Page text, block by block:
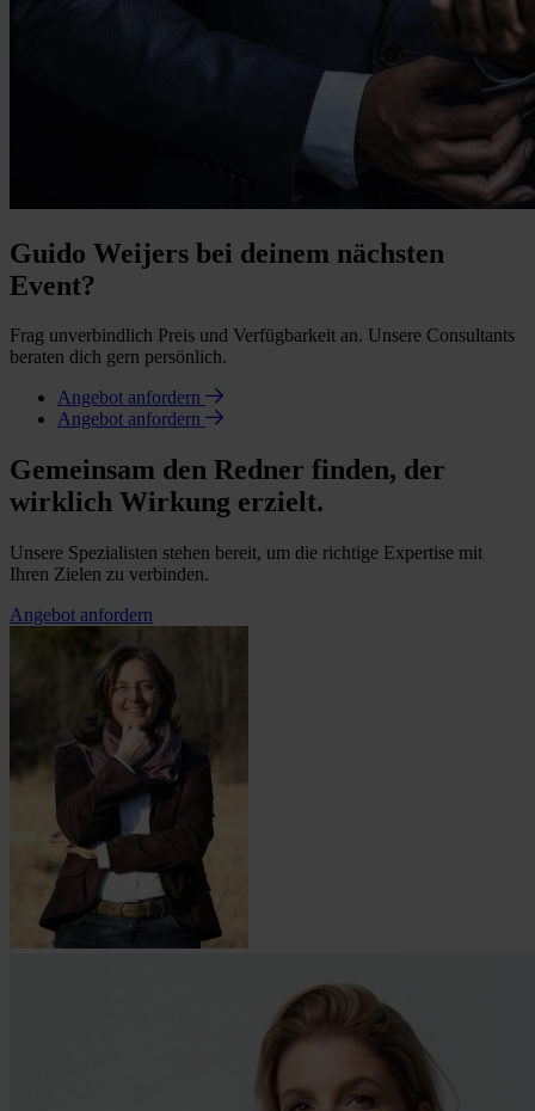
Guido Weijers bei deinem nächsten
Event?
Frag unverbindlich Preis und Verfügbarkeit an. Unsere Consultants
beraten dich gern persönlich.
Angebot anfordern
Angebot anfordern
Gemeinsam den Redner finden, der
wirklich Wirkung erzielt.
Unsere Spezialisten stehen bereit, um die richtige Expertise mit
Ihren Zielen zu verbinden.
Angebot anfordern